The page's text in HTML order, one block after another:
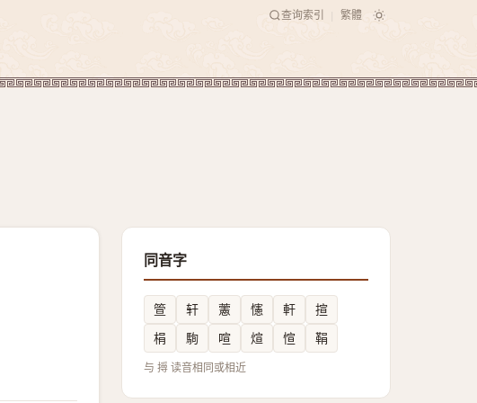
查询索引 繁體
同音字
箮 轩 藼 㦥 軒
揎
梋
駨 喧 煊 愃 鞙
与 㩊 读音相同或相近